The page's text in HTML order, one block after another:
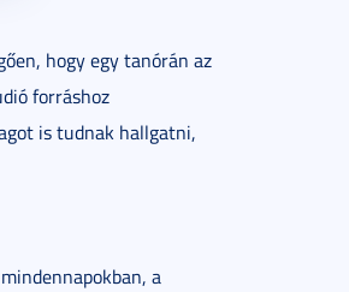
hogy egy tanórán az
forráshoz
is tudnak hallgatni,
a